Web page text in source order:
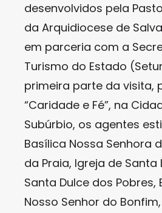
desenvolvidos pela
da Arquidiocese de
em parceria com a
Turismo do Estado
primeira parte da visita,
“Caridade e Fé”, na
Subúrbio, os agentes
Basílica Nossa Senhora
da Praia, Igreja de Santa
Santa Dulce dos Pobres,
Nosso Senhor do